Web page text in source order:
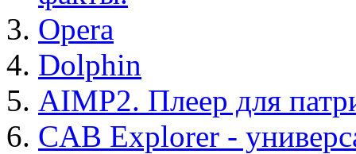
Opera
Dolphin
AIMP2. Плеер для
CAB Explorer -